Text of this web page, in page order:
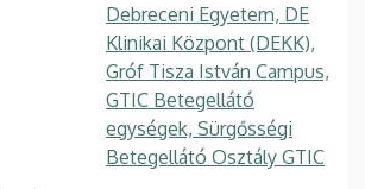
Debreceni Egyetem, DE
Klinikai Központ (DEKK),
Gróf Tisza István Campus,
GTIC Betegellátó
egységek, Sürgősségi
Betegellátó Osztály GTIC